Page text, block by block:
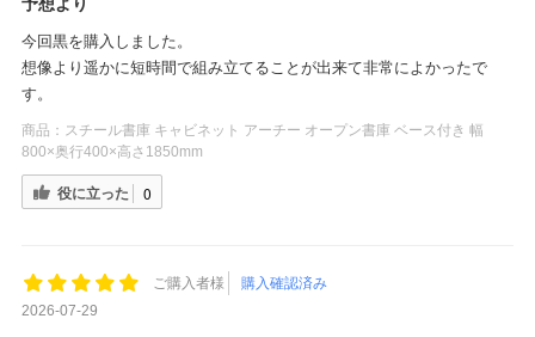
予想より
今回黒を購入しました。
想像より遥かに短時間で組み立てることが出来て非常によかったで
す。
商品： スチール書庫 キャビネット アーチー オープン書庫 ベース付き 幅
800×奥行400×高さ1850mm
役に立った 0
ご購入者様
購入確認済み
2026-07-29